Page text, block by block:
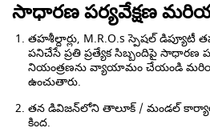
సాధారణ పర్యవేక్షణ
తహశీల్దార్లు, M.R.O.s స్పెషల్ డిప్యూటీ
పనిచేసే ప్రతి ప్రత్యేక సిబ్బందిపై సాధారణ
నియంత్రణను వ్యాయామం చేయండి
ఉంచుతారు.
తన డివిజన్‌లోని తాలూక్ / మండల్
కింద.